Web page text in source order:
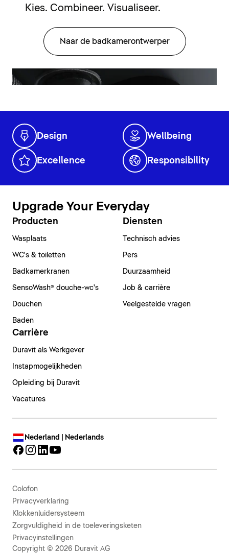
Kies. Combineer. Visualiseer.
Naar de badkamerontwerper
Design Wellbeing
Excellence Responsibility
Upgrade Your Everyday
Producten
Wasplaats
WC's & toiletten
Badkamerkranen
SensoWash® douche-wc's
Douchen
Baden
Diensten
Technisch advies
Pers
Duurzaamheid
Job & carrière
Veelgestelde vragen
Carrière
Duravit als Werkgever
Instapmogelijkheden
Opleiding bij Duravit
Vacatures
Nederland | Nederlands
Colofon
Privacyverklaring
Klokkenluidersysteem
Zorgvuldigheid in de toeleveringsketen
Privacyinstellingen
Copyright © 2026 Duravit AG